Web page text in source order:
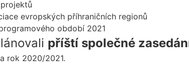
evropských příhraničních regionů
období 2021
příští společné
rok 2020/2021.